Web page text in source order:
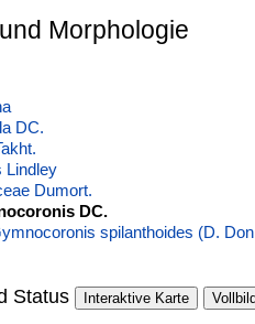
Morphologie
DC.
Lindley
Dumort.
DC.
spilanthoides (D.
Status Interaktive Karte